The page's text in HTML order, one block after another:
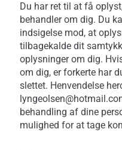
Du har ret til at få
behandler om dig. Du
indsigelse mod, at
tilbagekalde dit
oplysninger om dig.
om dig, er forkerte har
slettet. Henvendelse
behandling af dine
mulighed for at tage